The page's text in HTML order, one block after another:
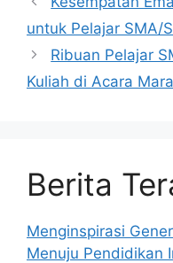
untuk Pelajar SMA/
Ribuan Pelajar
Kuliah di Acara
Berita
Menginspirasi
Menuju Pendidikan